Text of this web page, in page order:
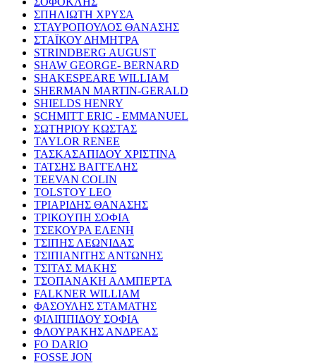
ΣΠΗΛΙΩΤΗ ΧΡΥΣΑ
ΣΤΑΥΡΟΠΟΥΛΟΣ ΘΑΝΑΣΗΣ
ΣΤΑΪΚΟΥ ΔΗΜΗΤΡΑ
STRINDBERG AUGUST
SHAW GEORGE- BERNARD
SHAKESPEARE WILLIAM
SHERMAN MARTIN-GERALD
SHIELDS HENRY
SCHMITT ERIC - EMMANUEL
ΣΩΤΗΡΙΟΥ ΚΩΣΤΑΣ
TAYLOR RENEE
ΤΑΣΚΑΣΑΠΙΔΟΥ ΧΡΙΣΤΙΝΑ
ΤΑΤΣΗΣ ΒΑΓΓΕΛΗΣ
TEEVAN COLIN
TOLSTOY LEO
ΤΡΙΑΡΙΔΗΣ ΘΑΝΑΣΗΣ
ΤΡΙΚΟΥΠΗ ΣΟΦΙΑ
ΤΣΕΚΟΥΡΑ ΕΛΕΝΗ
ΤΣΙΠΗΣ ΛΕΩΝΙΔΑΣ
ΤΣΙΠΙΑΝΙΤΗΣ ΑΝΤΩΝΗΣ
ΤΣΙΤΑΣ ΜΑΚΗΣ
ΤΣΟΠΑΝΑΚΗ ΑΛΜΠΕΡΤΑ
FALKNER WILLIAM
ΦΑΣΟΥΛΗΣ ΣΤΑΜΑΤΗΣ
ΦΙΛΙΠΠΙΔΟΥ ΣΟΦΙΑ
ΦΛΟΥΡΑΚΗΣ ΑΝΔΡΕΑΣ
FO DARIO
FOSSE JON